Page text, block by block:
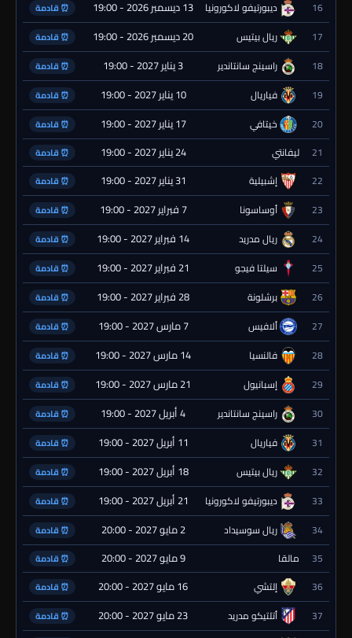
16 ديبورتيفو لاكورونيا 13 ديسمبر 2026 - 19:00 ⏰ قادمة
17 ريال بيتيس 20 ديسمبر 2026 - 19:00 ⏰ قادمة
18 راسينج سانتاندير 3 يناير 2027 - 19:00 ⏰ قادمة
19 فياريال 10 يناير 2027 - 19:00 ⏰ قادمة
20 خيتافي 17 يناير 2027 - 19:00 ⏰ قادمة
21 ليفانتي 24 يناير 2027 - 19:00 ⏰ قادمة
22 إشبيلية 31 يناير 2027 - 19:00 ⏰ قادمة
23 أوساسونا 7 فبراير 2027 - 19:00 ⏰ قادمة
24 ريال مدريد 14 فبراير 2027 - 19:00 ⏰ قادمة
25 سيلتا فيجو 21 فبراير 2027 - 19:00 ⏰ قادمة
26 برشلونة 28 فبراير 2027 - 19:00 ⏰ قادمة
27 ألافيس 7 مارس 2027 - 19:00 ⏰ قادمة
28 فالنسيا 14 مارس 2027 - 19:00 ⏰ قادمة
29 إسبانيول 21 مارس 2027 - 19:00 ⏰ قادمة
30 راسينج سانتاندير 4 أبريل 2027 - 19:00 ⏰ قادمة
31 فياريال 11 أبريل 2027 - 19:00 ⏰ قادمة
32 ريال بيتيس 18 أبريل 2027 - 19:00 ⏰ قادمة
33 ديبورتيفو لاكورونيا 21 أبريل 2027 - 19:00 ⏰ قادمة
34 ريال سوسيداد 2 مايو 2027 - 20:00 ⏰ قادمة
35 مالقا 9 مايو 2027 - 20:00 ⏰ قادمة
36 إلتشي 16 مايو 2027 - 20:00 ⏰ قادمة
37 أتلتيكو مدريد 23 مايو 2027 - 20:00 ⏰ قادمة